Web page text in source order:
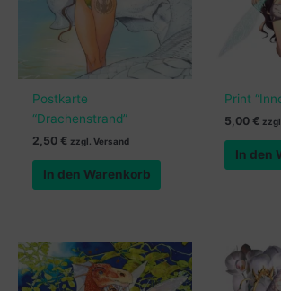
Postkarte
“Drachenstrand”
2,50€ zzgl. Versand
In den Warenkorb
Print
5,00€
In den